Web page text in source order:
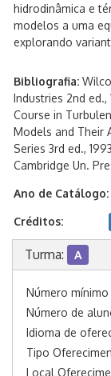
hidrodinâmica e
modelos a uma
explorando
Bibliografia:
Industries 2nd ed.,
Course in
Models and Their
Series 3rd ed.,
Cambridge Un.
Ano de Catálogo:
Créditos:
Turma: A
Número
Número de
Idioma de
Tipo
Local